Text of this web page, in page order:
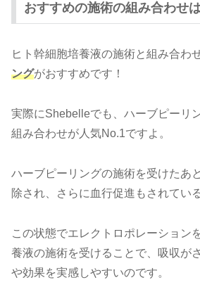
おすすめの施術の組み合わせ
ヒト幹細胞培養液の施術と組み合わ
ングがおすすめです！
実際にShebelleでも、ハーブピーリ
組み合わせが人気No.1ですよ。
ハーブピーリングの施術を受けたあ
除され、さらに血行促進もされてい
この状態でエレクトロポレーション
養液の施術を受けることで、吸収が
や効果を実感しやすいのです。